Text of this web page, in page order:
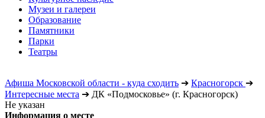
Музеи и галереи
Образование
Памятники
Парки
Театры
Афиша Московской области - куда сходить ➔ Красногорск ➔
Интересные места ➔ ДК «Подмосковье» (г. Красногорск)
Не указан
Информация о месте